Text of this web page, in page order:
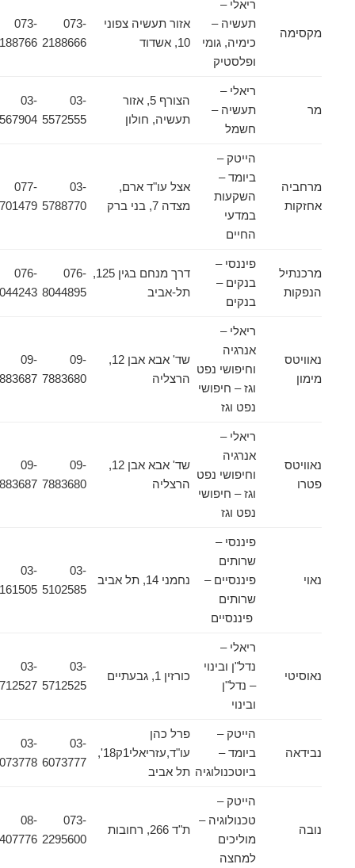
מקסימה
ריאלי –
תעשיה –
כימיה, גומי
ופלסטיק
אזור תעשיה צפוני
10, אשדוד
073-
2188666
073-
2188766
ריאלי –
תעשיה –
חשמל
הצורף 5, אזור
תעשיה, חולון
5572555
5567904
מרחביה
אחזקות
הייטק –
ביומד –
השקעות
במדעי
החיים
אצל עו"ד ארם,
מצדה 7, בני ברק
5788770
077-
4701479
מרכנתיל
הנפקות
פיננסי –
בנקים –
בנקים
דרך מנחם בגין 125,
תל-אביב
076-
8044895
076-
8044243
נאוויטס
מימון
ריאלי –
אנרגיה
וחיפושי נפט
וגז – חיפושי
נפט וגז
שד' אבא אבן 12,
הרצליה
7883680
7883687
נאוויטס
פטרו
ריאלי –
אנרגיה
וחיפושי נפט
וגז – חיפושי
נפט וגז
שד' אבא אבן 12,
הרצליה
7883680
7883687
פיננסי –
שרותים
פיננסיים –
שרותים
פיננסיים
נחמני 14, תל אביב
5102585
5161505
נאוסיטי
ריאלי –
נדל"ן ובינוי
– נדל"ן
ובינוי
כורזין 1, גבעתיים
5712525
5712527
נבידאה
הייטק –
ביומד –
ביוטכנולוגיה
פרל כהן
עו"ד,עזריאלי1ק18',
תל אביב
6073777
6073778
נובה
הייטק –
טכנולוגיה –
מוליכים
למחצה
073-
2295600
9407776